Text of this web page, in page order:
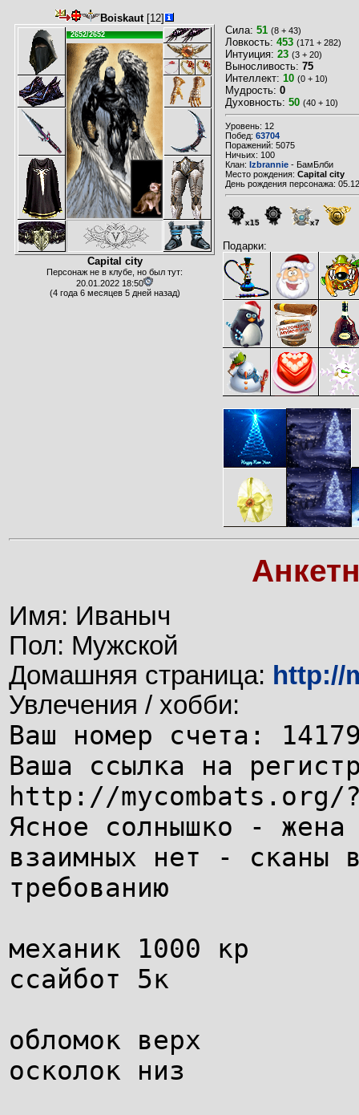
Boiskaut[12]
2652/2652
Capital city
Персонаж не в клубе, но был тут:
20.01.2022 18:50
(4 года 6 месяцев 5 дней назад)
Сила: 51 (8 + 43)
Ловкость: 453 (171 + 282)
Интуиция: 23 (3 + 20)
Выносливость: 75
Интеллект: 10 (0 + 10)
Мудрость: 0
Духовность: 50 (40 + 10)
Уровень: 12
Побед: 63704
Поражений: 5075
Ничьих: 100
Клан: Izbrannie - БамБлби
Место рождения: Capital city
День рождения персонажа:
x15 x7
Подарки:
Имя: Иваныч
Пол: Мужской
Домашняя страница: http://
Увлечения / хобби:
Ваш номер счета:
Ваша ссылка на
http://mycombats.org/
Ясное солнышко -
взаимных нет - сканы
требованию
механик 1000 кр
ссайбот 5к
обломок верх
осколок низ